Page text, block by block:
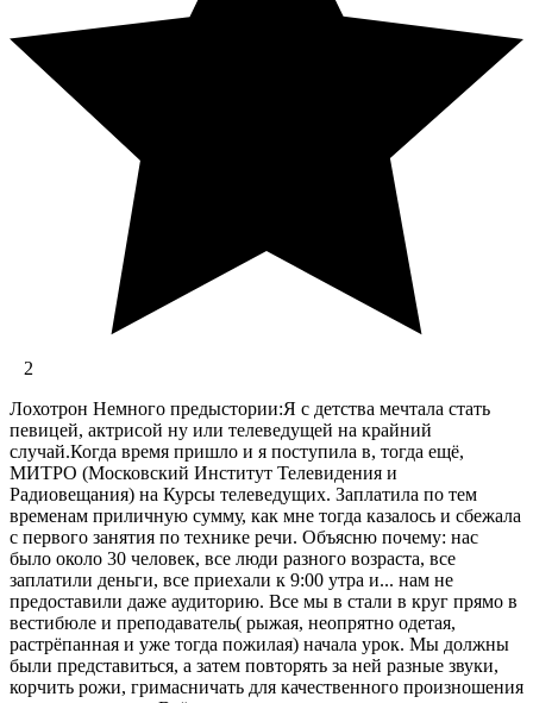
2
Лохотрон Немного предыстории:Я с детства мечтала стать
певицей, актрисой ну или телеведущей на крайний
случай.Когда время пришло и я поступила в, тогда ещё,
МИТРО (Московский Институт Телевидения и
Радиовещания) на Курсы телеведущих. Заплатила по тем
временам приличную сумму, как мне тогда казалось и сбежала
с первого занятия по технике речи. Объясню почему: нас
было около 30 человек, все люди разного возраста, все
заплатили деньги, все приехали к 9:00 утра и... нам не
предоставили даже аудиторию. Все мы в стали в круг прямо в
вестибюле и преподаватель( рыжая, неопрятно одетая,
растрёпанная и уже тогда пожилая) начала урок. Мы должны
были представиться, а затем повторять за ней разные звуки,
корчить рожи, гримасничать для качественного произношения